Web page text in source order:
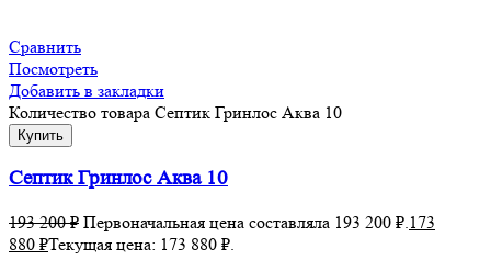
Сравнить
Посмотреть
Добавить в закладки
Количество товара Септик Гринлос Аква 10
Купить
Септик Гринлос Аква 10
193 200₽ Первоначальная цена составляла 193 200 ₽.173
880 ₽Текущая цена: 173 880 ₽.